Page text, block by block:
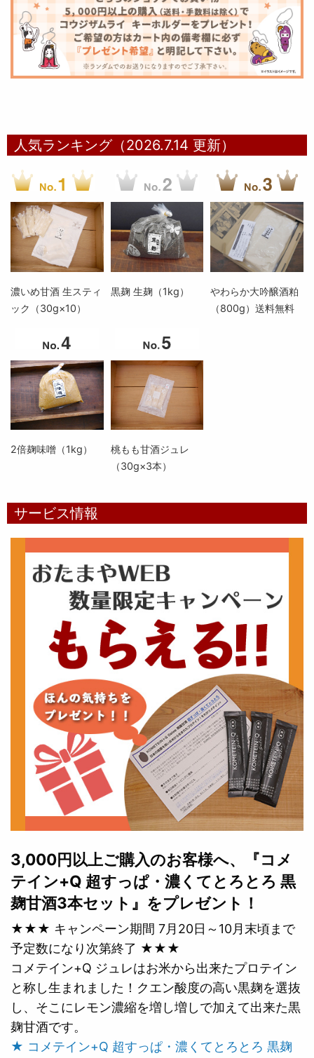
人気ランキング（2026.7.14 更新）
濃いめ甘酒 生スティ
ック（30g×10）
黒麹 生麹（1kg）
やわらか大吟醸酒粕
（800g）送料無料
2倍麹味噌（1kg）
桃もも甘酒ジュレ
（30g×3本）
サービス情報
3,000円以上ご購入のお客様へ、『コメ
テイン+Q 超すっぱ・濃くてとろとろ 黒
麹甘酒3本セット』をプレゼント！
★★★ キャンペーン期間 7月20日～10月末頃まで
予定数になり次第終了 ★★★
コメテイン+Q ジュレはお米から出来たプロテイン
と称し生まれました！クエン酸度の高い黒麹を選抜
し、そこにレモン濃縮を増し増しで加えて出来た黒
麹甘酒です。
★ コメテイン+Q 超すっぱ・濃くてとろとろ 黒麹